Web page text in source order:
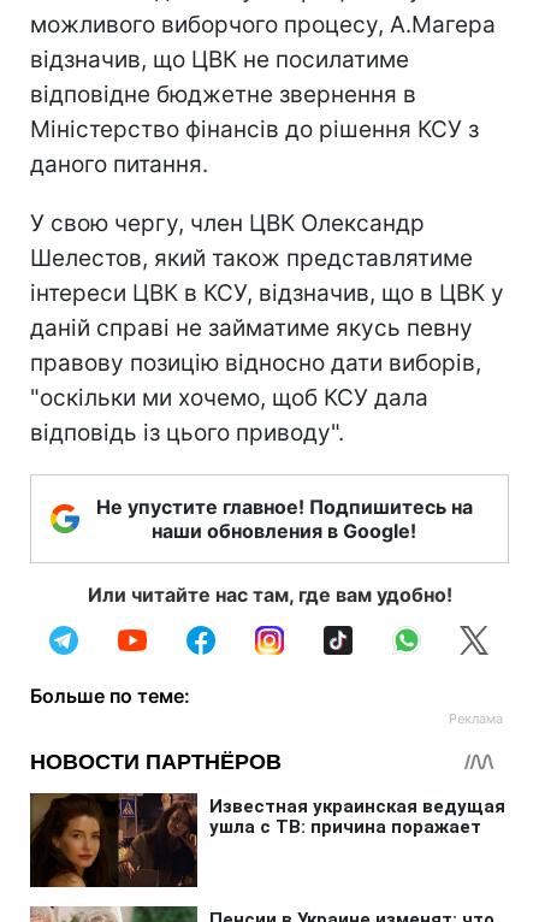
можливого виборчого процесу, А.Магера
відзначив, що ЦВК не посилатиме
відповідне бюджетне звернення в
Міністерство фінансів до рішення КСУ з
даного питання.
У свою чергу, член ЦВК Олександр
Шелестов, який також представлятиме
інтереси ЦВК в КСУ, відзначив, що в ЦВК у
даній справі не займатиме якусь певну
правову позицію відносно дати виборів,
"оскільки ми хочемо, щоб КСУ дала
відповідь із цього приводу".
Не упустите главное! Подпишитесь на
наши обновления в Google!
Или читайте нас там, где вам удобно!
Больше по теме: